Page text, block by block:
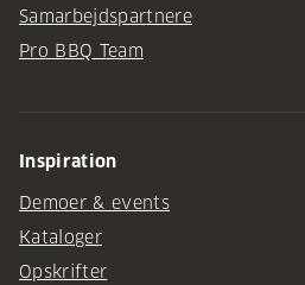
Samarbejdspartnere
Pro BBQ Team
Inspiration
Demoer & events
Kataloger
Opskrifter